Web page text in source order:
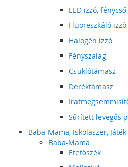
LED izzó, fénycső
Fluoreszkáló izzó
Halogén izzó
Fényszalag
Csuklótámasz
Deréktámasz
Sűrített levegős
Baba-Mama, Iskolaszer, Játék
Baba-Mama
Etetőszék